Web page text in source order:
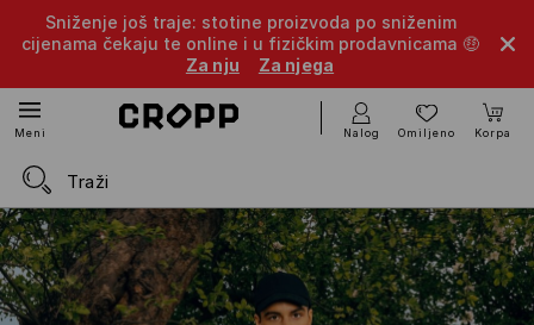
Sniženje još traje: stotine proizvoda po sniženim
cijenama čekaju te online i u fizičkim prodavnicama 🤑
Za nju
Za njega
Meni Nalog Omiljeno Korpa